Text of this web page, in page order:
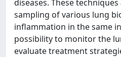
diseases. These
sampling of various lung
inflammation in the same
possibility to monitor the
evaluate treatment